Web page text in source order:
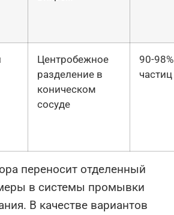
Центробежное
разделение в
коническом
сосуде
90-
переносит отделенный
в системы промывки
В качестве вариантов